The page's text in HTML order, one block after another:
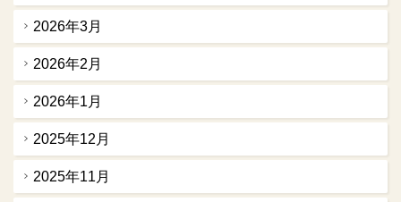
2026年3月
2026年2月
2026年1月
2025年12月
2025年11月